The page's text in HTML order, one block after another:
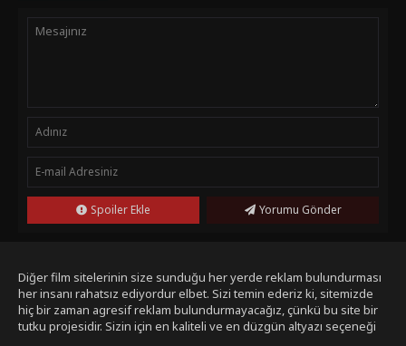
Spoiler Ekle Yorumu Gönder
Diğer film sitelerinin size sunduğu her yerde reklam bulundurması
her insanı rahatsız ediyordur elbet. Sizi temin ederiz ki, sitemizde
hiç bir zaman agresif reklam bulundurmayacağız, çünkü bu site bir
tutku projesidir. Sizin için en kaliteli ve en düzgün altyazı seçeneği